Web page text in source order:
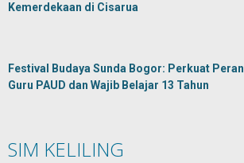
Kemerdekaan di Cisarua
Festival Budaya Sunda Bogor: Perkuat Peran
Guru PAUD dan Wajib Belajar 13 Tahun
SIM KELILING